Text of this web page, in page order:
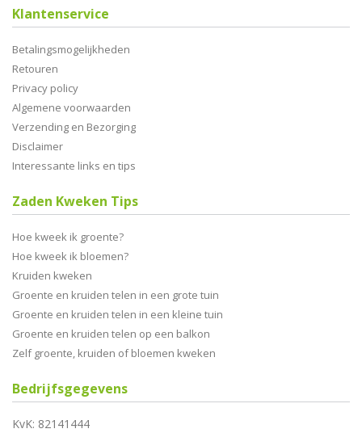
Klantenservice
Betalingsmogelijkheden
Retouren
Privacy policy
Algemene voorwaarden
Verzending en Bezorging
Disclaimer
Interessante links en tips
Zaden Kweken Tips
Hoe kweek ik groente?
Hoe kweek ik bloemen?
Kruiden kweken
Groente en kruiden telen in een grote tuin
Groente en kruiden telen in een kleine tuin
Groente en kruiden telen op een balkon
Zelf groente, kruiden of bloemen kweken
Bedrijfsgegevens
KvK: 82141444